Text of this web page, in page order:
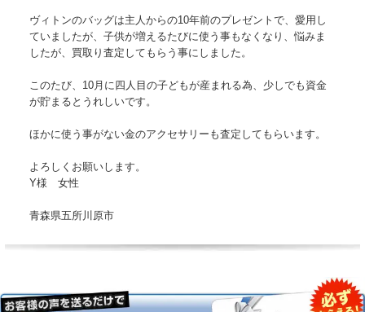
ヴィトンのバッグは主人からの10年前のプレゼントで、愛用し
ていましたが、子供が増えるたびに使う事もなくなり、悩みま
したが、買取り査定してもらう事にしました。
このたび、10月に四人目の子どもが産まれる為、少しでも資金
が貯まるとうれしいです。
ほかに使う事がない金のアクセサリーも査定してもらいます。
よろしくお願いします。
Y様 女性
青森県五所川原市